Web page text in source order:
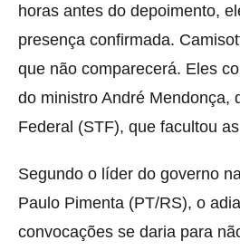
horas antes do depoimento,
presença confirmada.
que não comparecerá. Eles
do ministro André Mendonça,
Federal (STF), que facultou
Segundo o líder do governo
Paulo Pimenta (PT/RS), o
convocações se daria para